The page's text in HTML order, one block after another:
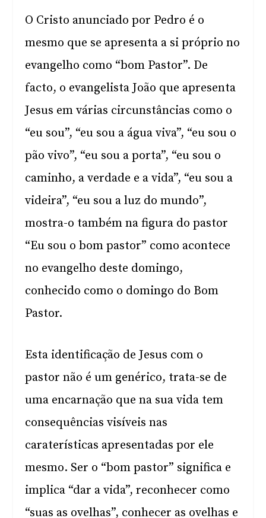
O Cristo anunciado por Pedro é o
mesmo que se apresenta a si próprio no
evangelho como “bom Pastor”. De
facto, o evangelista João que apresenta
Jesus em várias circunstâncias como o
“eu sou”, “eu sou a água viva”, “eu sou o
pão vivo”, “eu sou a porta”, “eu sou o
caminho, a verdade e a vida”, “eu sou a
videira”, “eu sou a luz do mundo”,
mostra-o também na figura do pastor
“Eu sou o bom pastor” como acontece
no evangelho deste domingo,
conhecido como o domingo do Bom
Pastor.
Esta identificação de Jesus com o
pastor não é um genérico, trata-se de
uma encarnação que na sua vida tem
consequências visíveis nas
caraterísticas apresentadas por ele
mesmo. Ser o “bom pastor” significa e
implica “dar a vida”, reconhecer como
“suas as ovelhas”, conhecer as ovelhas e